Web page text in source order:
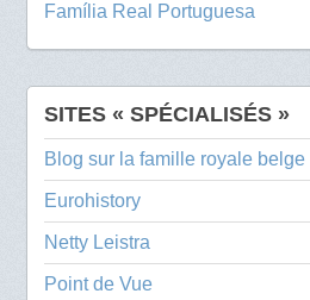
Família Real Portuguesa
SITES « SPÉCIALISÉS »
Blog sur la famille royale belge
Eurohistory
Netty Leistra
Point de Vue